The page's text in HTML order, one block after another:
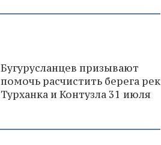
Бугурусланцев призывают
помочь расчистить берега рек
Турханка и Контузла 31 июля